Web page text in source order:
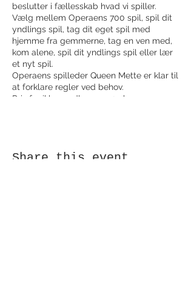
beslutter i fællesskab hvad vi spiller.
Vælg mellem Operaens 700 spil, spil dit
yndlings spil, tag dit eget spil med
hjemme fra gemmerne, tag en ven med,
kom alene, spil dit yndlings spil eller lær
et nyt spil.
Operaens spilleder Queen Mette er klar til
at forklare regler ved behov.
Pris for ikke medlemmer 25 kr
Share this event